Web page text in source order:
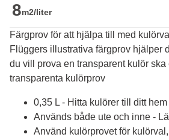
8m2/liter
Färgprov för att hjälpa till med
Flüggers illustrativa färgprov hjälper
du vill prova en transparent kulör ska
transparenta kulörprov
0,35 L - Hitta kulörer till ditt hem
Används både ute och inne -
Använd kulörprovet för